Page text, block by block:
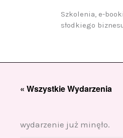
Szkolenia, e-
słodkiego
« Wszystkie Wydarzenia
wydarzenie już minęło.